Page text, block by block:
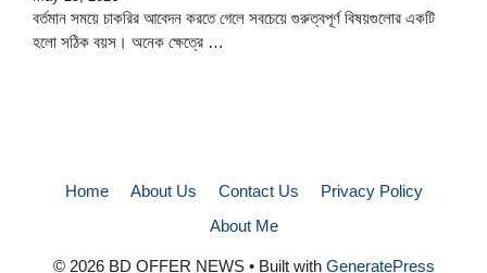
বর্তমান সময়ে চাকরির আবেদন করতে গেলে সবচেয়ে গুরুত্বপূর্ণ বিষয়গুলোর একটি
হলো সঠিক বয়স। অনেক ক্ষেত্রে …
Home About Us Contact Us
Privacy Policy
About Me
© 2026 BD OFFER NEWS• Built with GeneratePress